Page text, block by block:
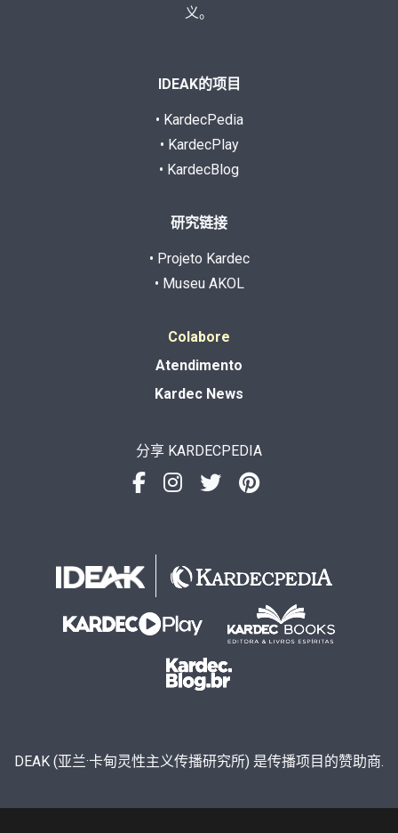
义。
IDEAK的项目
• KardecPedia
• KardecPlay
• KardecBlog
研究链接
• Projeto Kardec
• Museu AKOL
Colabore
Atendimento
Kardec News
分享 KARDECPEDIA
DEAK (亚兰·卡甸灵性主义传播研究所) 是传播项目的赞助商.